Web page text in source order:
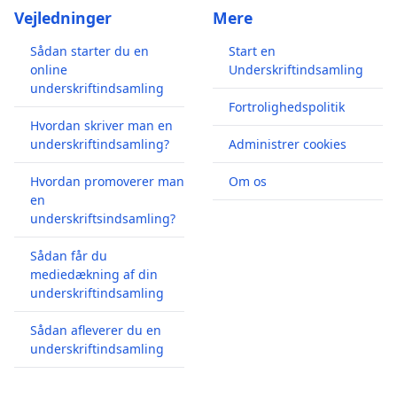
Vejledninger
Sådan starter du en
online
underskriftindsamling
Hvordan skriver man en
underskriftindsamling?
Hvordan promoverer man
en
underskriftsindsamling?
Sådan får du
mediedækning af din
underskriftindsamling
Sådan afleverer du en
underskriftindsamling
Mere
Start en
Underskriftindsamling
Fortrolighedspolitik
Administrer cookies
Om os